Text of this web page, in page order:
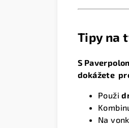
Tipy na
S
dokážete
Použi
Na